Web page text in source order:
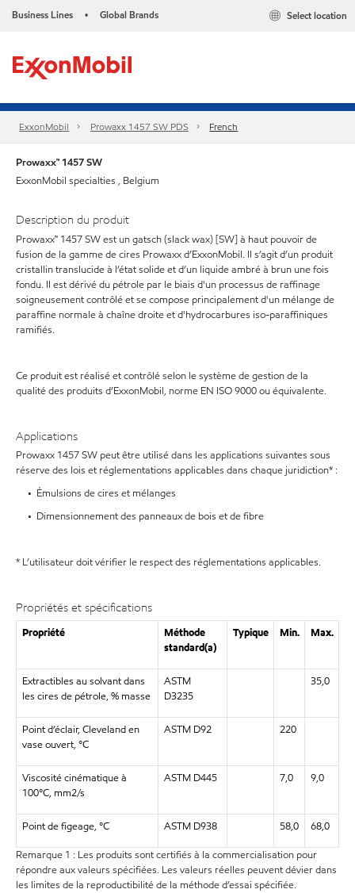
Business Lines • Global Brands Select location
ExxonMobil Prowaxx 1457 SW PDS French
Prowaxx™ 1457 SW
ExxonMobil specialties , Belgium
Description du produit
Prowaxx™ 1457 SW est un gatsch (slack wax) [SW] à haut pouvoir de
fusion de la gamme de cires Prowaxx d’ExxonMobil. Il s’agit d’un produit
cristallin translucide à l’état solide et d’un liquide ambré à brun une fois
fondu. Il est dérivé du pétrole par le biais d'un processus de raffinage
soigneusement contrôlé et se compose principalement d'un mélange de
paraffine normale à chaîne droite et d'hydrocarbures iso-paraffiniques
ramifiés.
Ce produit est réalisé et contrôlé selon le système de gestion de la
qualité des produits d’ExxonMobil, norme EN ISO 9000 ou équivalente.
Applications
Prowaxx 1457 SW peut être utilisé dans les applications suivantes sous
réserve des lois et réglementations applicables dans chaque juridiction* :
• Émulsions de cires et mélanges
• Dimensionnement des panneaux de bois et de fibre
* L’utilisateur doit vérifier le respect des réglementations applicables.
Propriétés et spécifications
Propriété
Méthode
standard(a)
Typique Min. Max.
Extractibles au solvant dans
les cires de pétrole, % masse
ASTM
D3235
35,0
Point d’éclair, Cleveland en
vase ouvert, °C
ASTM D92 220
Viscosité cinématique à
100°C, mm2/s
ASTM D445 7,0 9,0
Point de figeage, °C ASTM D938 58,0
68,0
Remarque 1 : Les produits sont certifiés à la commercialisation pour
répondre aux valeurs spécifiées. Les valeurs réelles peuvent dévier dans
les limites de la reproductibilité de la méthode d’essai spécifiée.